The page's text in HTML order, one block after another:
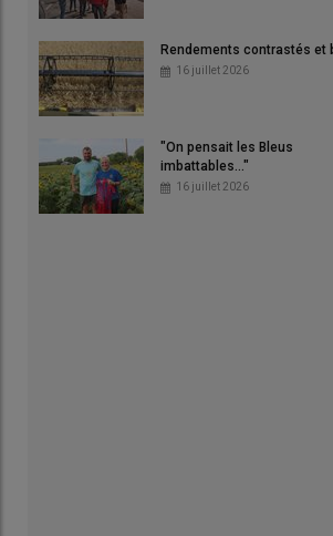
Rendements contrastés et
16 juillet 2026
"On pensait les Bleus
imbattables..."
16 juillet 2026